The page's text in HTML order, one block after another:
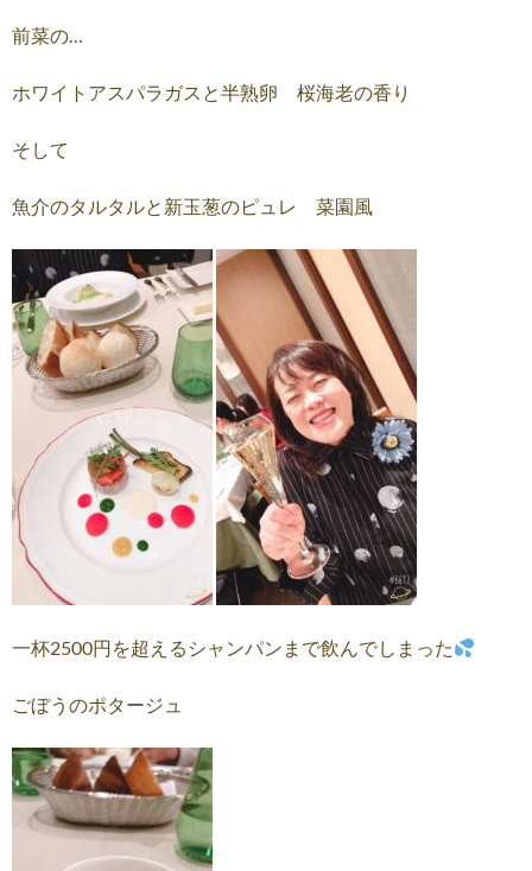
前菜の…
ホワイトアスパラガスと半熟卵 桜海老の香り
そして
魚介のタルタルと新玉葱のピュレ 菜園風
一杯2500円を超えるシャンパンまで飲んでしまった
ごぼうのポタージュ